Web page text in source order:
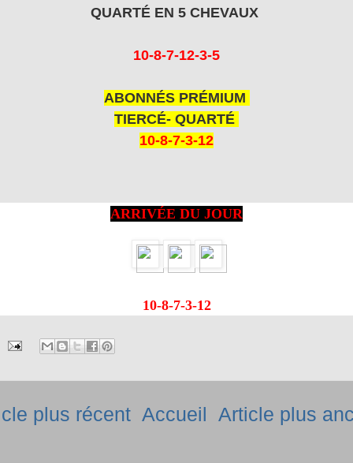
QUARTÉ EN 5 CHEVAUX
10-8-7-12-3-5
ABONNÉS PRÉMIUM
TIERCÉ- QUARTÉ
10-8-7-3-12
ARRIVÉE DU JOUR
10-8-7-3-12
plus récent Article plus
Accueil